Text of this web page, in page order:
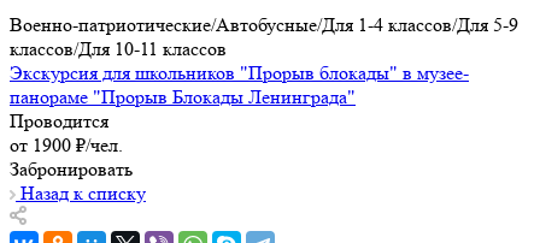
Военно-патриотические/Автобусные/Для 1-4 классов/Для 5-9
классов/Для 10-11 классов
Экскурсия для школьников "Прорыв блокады" в музее-
панораме "Прорыв Блокады Ленинграда"
Проводится
от 1900 ₽/чел.
Забронировать
Назад к списку